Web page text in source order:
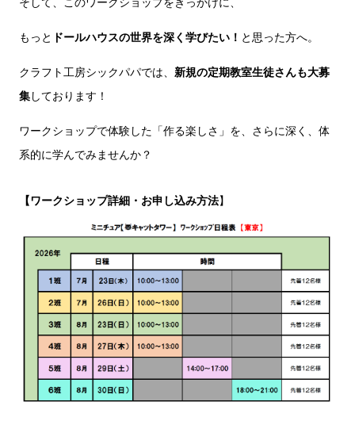
もっと ドールハウスの世界を深く学びたい！ と思った方へ。
クラフト工房シックパパでは、 新規の定期教室生徒さんも大募
集しております！
ワークショップで体験した「作る楽しさ」を、さらに深く、体
系的に学んでみませんか？
【ワークショップ詳細・お申し込み方法】